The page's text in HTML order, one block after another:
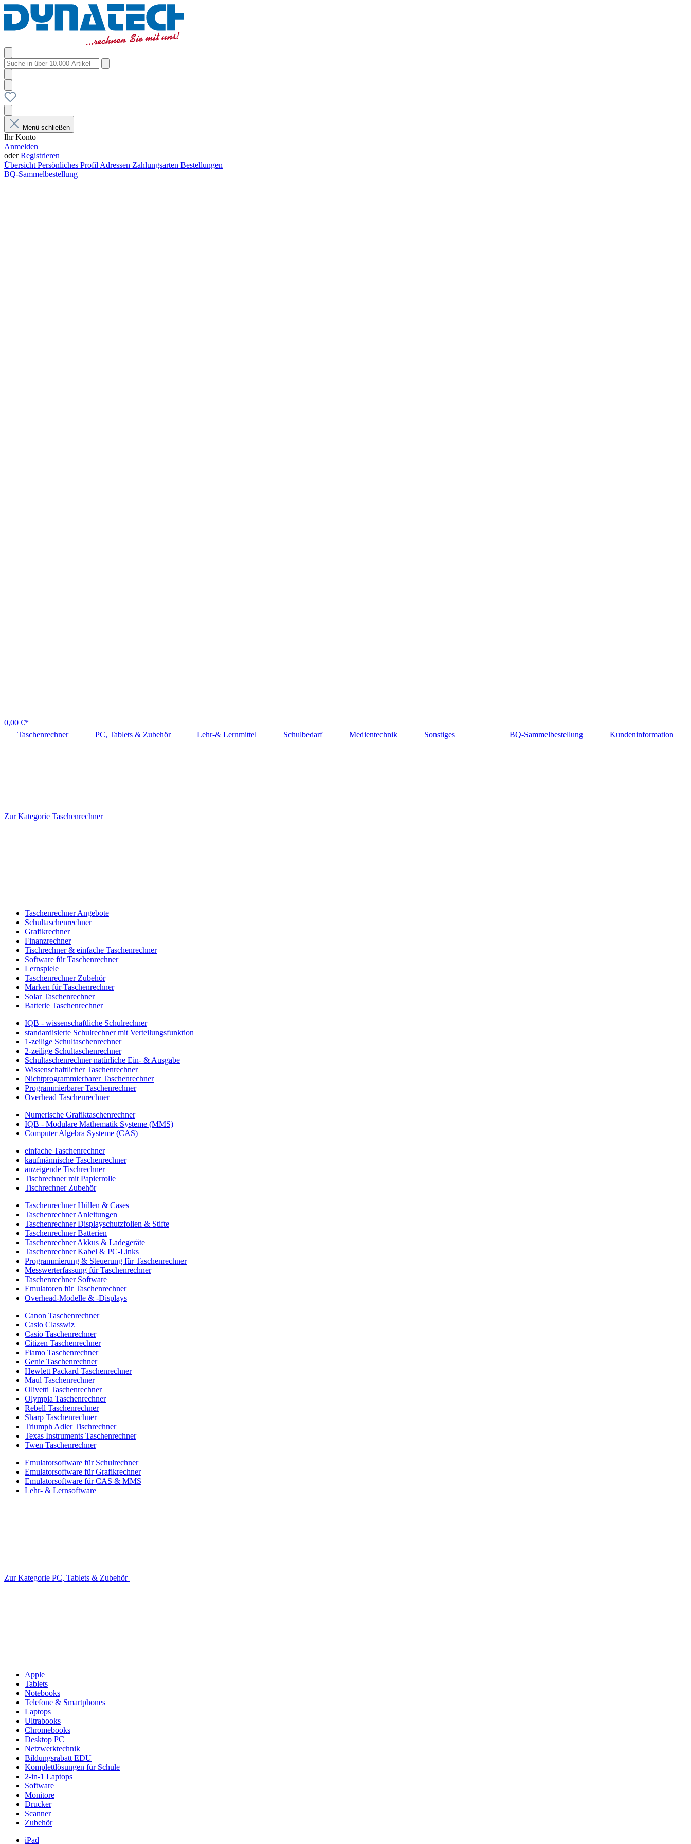
Menü schließen
Ihr Konto
Anmelden
oderRegistrieren
Übersicht Persönliches Profil Adressen Zahlungsarten Bestellungen
BQ-Sammelbestellung
0,00 €*
Taschenrechner
PC, Tablets & Zubehör Lehr-& Lernmittel Schulbedarf Medientechnik Sonstiges | BQ-Sammelbestellung Kundeninformation
Zur Kategorie Taschenrechner
Taschenrechner Angebote
Schultaschenrechner
Grafikrechner
Finanzrechner
Tischrechner & einfache Taschenrechner
Software für Taschenrechner
Lernspiele
Taschenrechner Zubehör
Marken für Taschenrechner
Solar Taschenrechner
Batterie Taschenrechner
IQB - wissenschaftliche Schulrechner
standardisierte Schulrechner mit Verteilungsfunktion
1-zeilige Schultaschenrechner
2-zeilige Schultaschenrechner
Schultaschenrechner natürliche Ein- & Ausgabe
Wissenschaftlicher Taschenrechner
Nichtprogrammierbarer Taschenrechner
Programmierbarer Taschenrechner
Overhead Taschenrechner
Numerische Grafiktaschenrechner
IQB - Modulare Mathematik Systeme (MMS)
Computer Algebra Systeme (CAS)
einfache Taschenrechner
kaufmännische Taschenrechner
anzeigende Tischrechner
Tischrechner mit Papierrolle
Tischrechner Zubehör
Taschenrechner Hüllen & Cases
Taschenrechner Anleitungen
Taschenrechner Displayschutzfolien & Stifte
Taschenrechner Batterien
Taschenrechner Akkus & Ladegeräte
Taschenrechner Kabel & PC-Links
Programmierung & Steuerung für Taschenrechner
Messwerterfassung für Taschenrechner
Taschenrechner Software
Emulatoren für Taschenrechner
Overhead-Modelle & -Displays
Canon Taschenrechner
Casio Classwiz
Casio Taschenrechner
Citizen Taschenrechner
Fiamo Taschenrechner
Genie Taschenrechner
Hewlett Packard Taschenrechner
Maul Taschenrechner
Olivetti Taschenrechner
Olympia Taschenrechner
Rebell Taschenrechner
Sharp Taschenrechner
Triumph Adler Tischrechner
Texas Instruments Taschenrechner
Twen Taschenrechner
Emulatorsoftware für Schulrechner
Emulatorsoftware für Grafikrechner
Emulatorsoftware für CAS & MMS
Lehr- & Lernsoftware
Zur Kategorie PC, Tablets & Zubehör
Apple
Tablets
Notebooks
Telefone & Smartphones
Laptops
Ultrabooks
Chromebooks
Desktop PC
Netzwerktechnik
Bildungsrabatt EDU
Komplettlösungen für Schule
2-in-1 Laptops
Software
Monitore
Drucker
Scanner
Zubehör
iPad